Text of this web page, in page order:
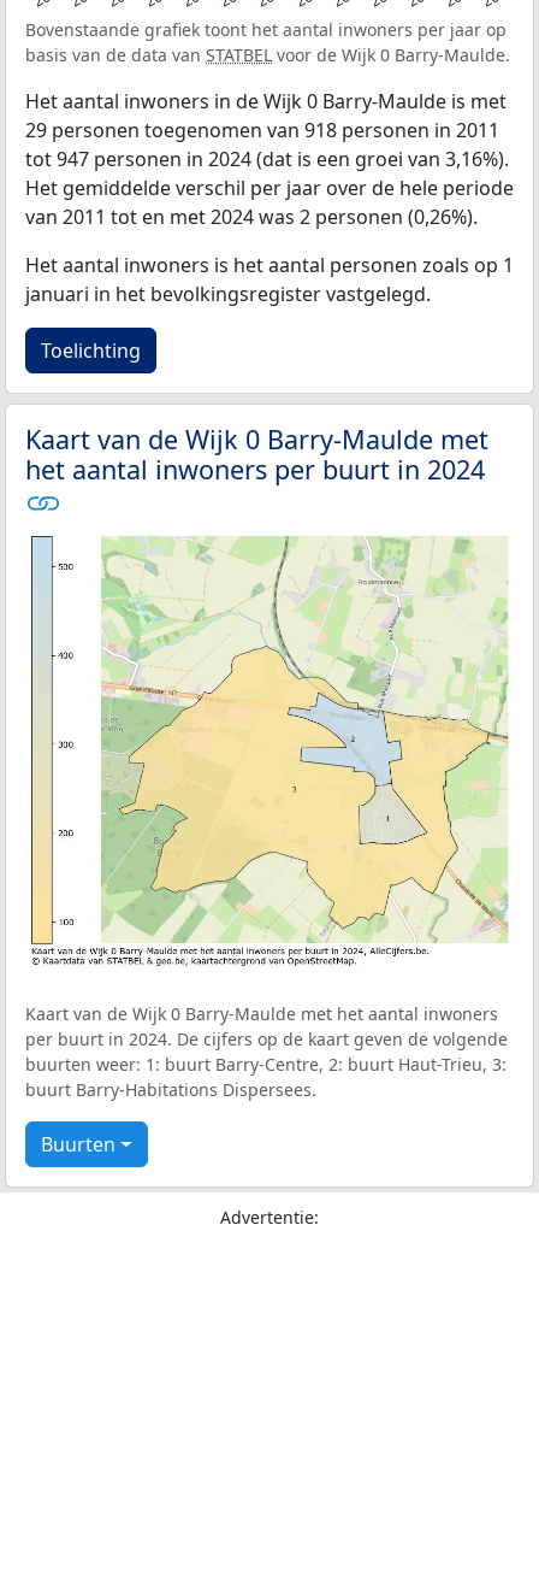
Bovenstaande grafiek toont het aantal inwoners per jaar op
basis van de data van STATBEL voor de Wijk 0 Barry-Maulde.
Het aantal inwoners in de Wijk 0 Barry-Maulde is met
29 personen toegenomen van 918 personen in 2011
tot 947 personen in 2024 (dat is een groei van 3,16%).
Het gemiddelde verschil per jaar over de hele periode
van 2011 tot en met 2024 was 2 personen (0,26%).
Het aantal inwoners is het aantal personen zoals op 1
januari in het bevolkingsregister vastgelegd.
Toelichting
Kaart van de Wijk 0 Barry-Maulde met
het aantal inwoners per buurt in 2024
Kaart van de Wijk 0 Barry-Maulde met het aantal inwoners
per buurt in 2024. De cijfers op de kaart geven de volgende
buurten weer: 1: buurt Barry-Centre, 2: buurt Haut-Trieu, 3:
buurt Barry-Habitations Dispersees.
Buurten
Advertentie: